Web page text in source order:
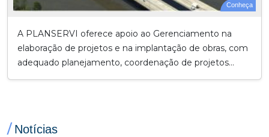
Conheça
A PLANSERVI oferece apoio ao Gerenciamento na
elaboração de projetos e na implantação de obras, com
adequado planejamento, coordenação de projetos...
/ Notícias